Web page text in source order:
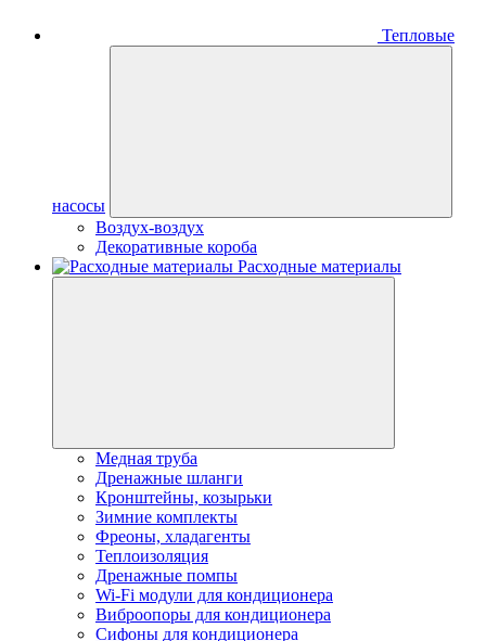
Тепловые
насосы
Воздух-воздух
Декоративные короба
Расходные материалы
Медная труба
Дренажные шланги
Кронштейны, козырьки
Зимние комплекты
Фреоны, хладагенты
Теплоизоляция
Дренажные помпы
Wi-Fi модули для кондиционера
Виброопоры для кондиционера
Сифоны для кондиционера